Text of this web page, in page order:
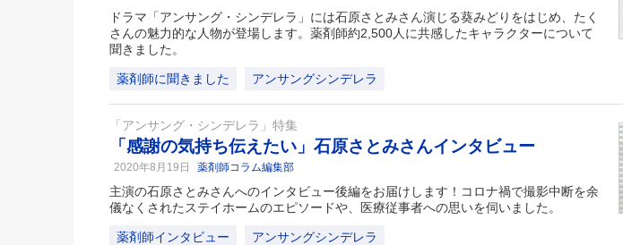
ドラマ「アンサング・シンデレラ」には石原さとみさん演じる葵みどりをはじめ、たく
さんの魅力的な人物が登場します。薬剤師約2,500人に共感したキャラクターについて
聞きました。
薬剤師に聞きました アンサングシンデレラ
「アンサング・シンデレラ」特集
「感謝の気持ち伝えたい」石原さとみさんインタビュー
2020年8月19日 薬剤師コラム編集部
主演の石原さとみさんへのインタビュー後編をお届けします！コロナ禍で撮影中断を余
儀なくされたステイホームのエピソードや、医療従事者への思いを伺いました。
薬剤師インタビュー アンサングシンデレラ